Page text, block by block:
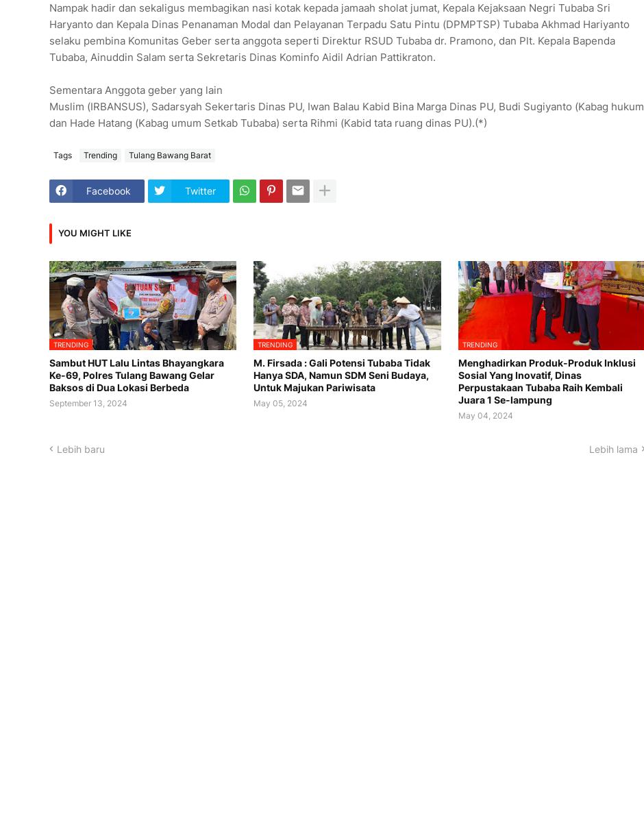
Nampak hadir dan sekaligus membagikan nasi kotak kepada jamaah sholat jumat, Kepala Kejaksaan Negri Tubaba Sri
Haryanto dan Kepala Dinas Penanaman Modal dan Pelayanan Terpadu Satu Pintu (DPMPTSP) Tubaba Akhmad Hariyanto
selaku pembina Komunitas Geber serta anggota seperti Direktur RSUD Tubaba dr. Pramono, dan Plt. Kepala Bapenda
Tubaba, Ainuddin Salam serta Sekretaris Dinas Kominfo Aidil Adrian Pattikraton.
Sementara Anggota geber yang lain
Muslim (IRBANSUS), Sadarsyah Sekertaris Dinas PU, Iwan Balau Kabid Bina Marga Dinas PU, Budi Sugiyanto (Kabag hukum
dan Hade Hatang (Kabag umum Setkab Tubaba) serta Rihmi (Kabid tata ruang dinas PU).(*)
Tags Trending Tulang Bawang Barat
Facebook Twitter
YOU MIGHT LIKE
TRENDING
Sambut HUT Lalu Lintas Bhayangkara
Ke-69, Polres Tulang Bawang Gelar
Baksos di Dua Lokasi Berbeda
September 13, 2024
TRENDING
M. Firsada : Gali Potensi Tubaba Tidak
Hanya SDA, Namun SDM Seni Budaya,
Untuk Majukan Pariwisata
May 05, 2024
TRENDING
Menghadirkan Produk-Produk Inklusi
Sosial Yang Inovatif, Dinas
Perpustakaan Tubaba Raih Kembali
Juara 1 Se-lampung
May 04, 2024
Lebih baru Lebih lama